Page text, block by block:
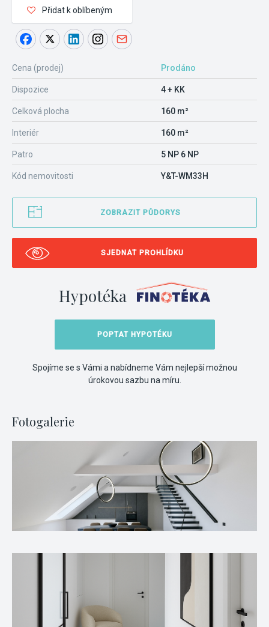
Přidat k oblíbeným
Cena (prodej) Prodáno
Dispozice 4 + KK
Celková plocha 160 m²
Interiér 160 m²
Patro 5 NP 6 NP
Kód nemovitosti Y&T-WM33H
ZOBRAZIT PŮDORYS
SJEDNAT PROHLÍDKU
Hypotéka
POPTAT HYPOTÉKU
Spojíme se s Vámi a nabídneme Vám nejlepší možnou
úrokovou sazbu na míru.
Fotogalerie